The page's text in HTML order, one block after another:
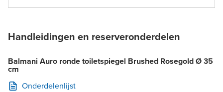
Handleidingen en reserveronderdelen
Balmani Auro ronde toiletspiegel Brushed Rosegold Ø 35
cm
Onderdelenlijst